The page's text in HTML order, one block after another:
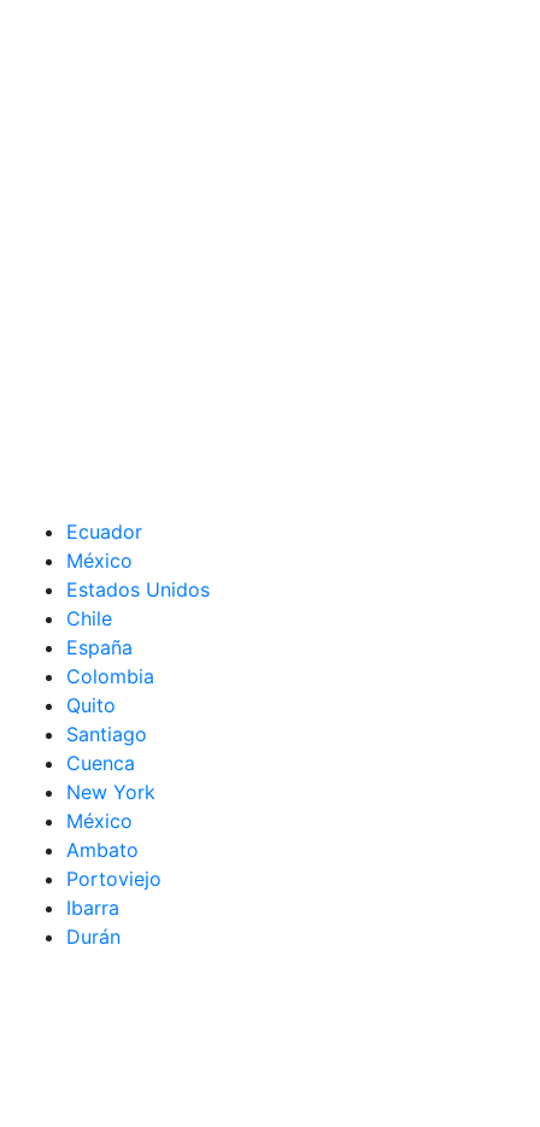
Ecuador
México
Estados Unidos
Chile
España
Colombia
Quito
Santiago
Cuenca
New York
México
Ambato
Portoviejo
Ibarra
Durán